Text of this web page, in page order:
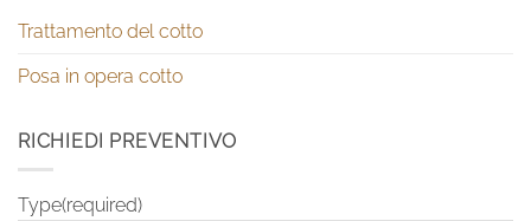
Trattamento del cotto
Posa in opera cotto
RICHIEDI PREVENTIVO
Type(required)